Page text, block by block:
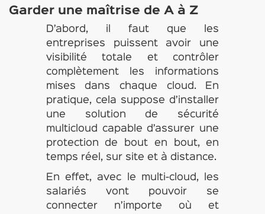
Garder une maîtrise de A à Z
D’abord, il faut que les
entreprises puissent avoir une
visibilité totale et contrôler
complètement les informations
mises dans chaque cloud. En
pratique, cela suppose d’installer
une solution de sécurité
multicloud capable d’assurer une
protection de bout en bout, en
temps réel, sur site et à distance.
En effet, avec le multi-cloud, les
salariés vont pouvoir se
connecter n’importe où et